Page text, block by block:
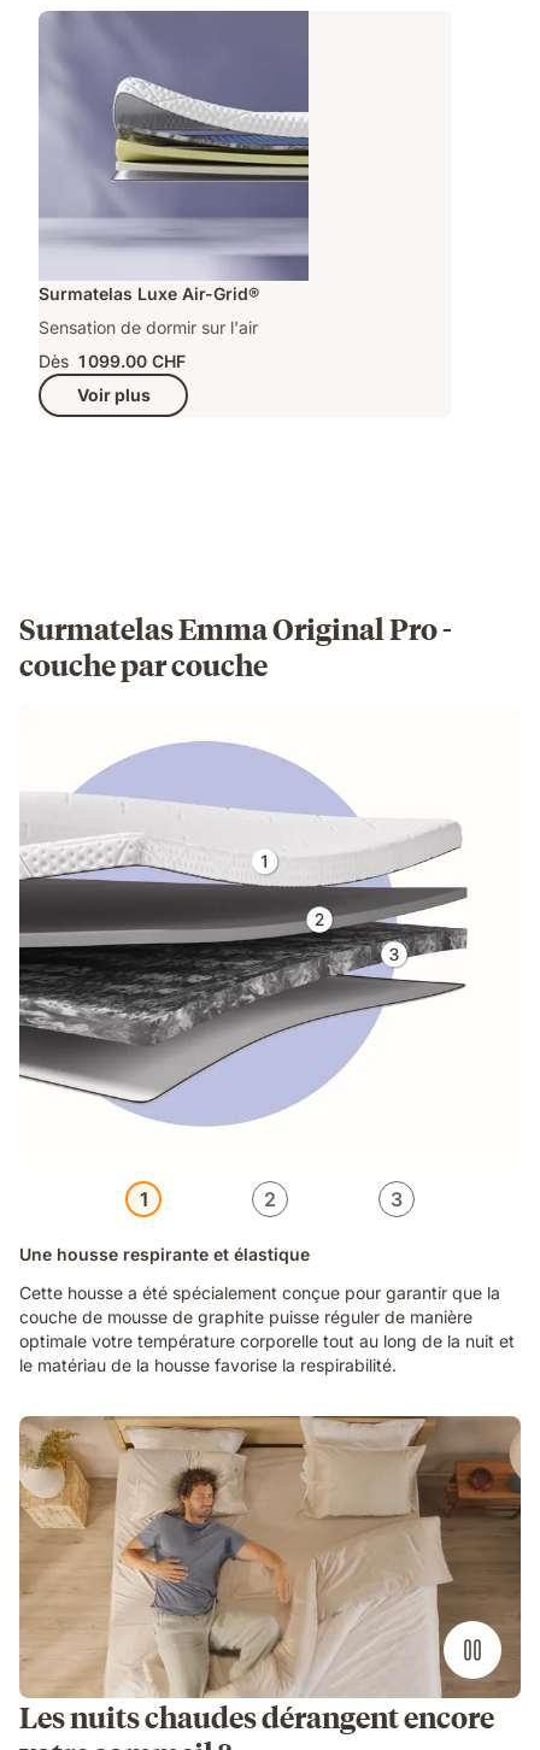
Surmatelas Luxe Air-Grid®
Sensation de dormir sur l'air
Dès 1 099.00 CHF
Voir plus
Surmatelas Emma Original Pro -
couche par couche
1 2 3
Une housse respirante et élastique
Cette housse a été spécialement conçue pour garantir que la
couche de mousse de graphite puisse réguler de manière
optimale votre température corporelle tout au long de la nuit et
le matériau de la housse favorise la respirabilité.
Les nuits chaudes dérangent encore